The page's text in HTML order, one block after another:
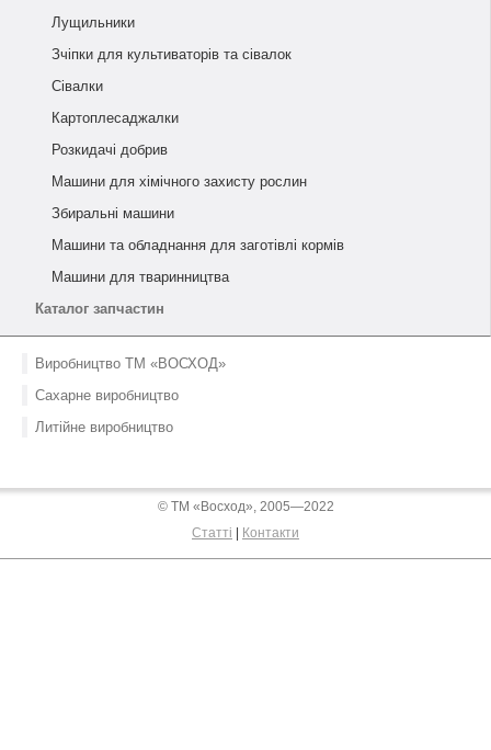
Лущильники
Зчіпки для культиваторів та сівалок
Сівалки
Картоплесаджалки
Розкидачі добрив
Машини для хімічного захисту рослин
Збиральні машини
Машини та обладнання для заготівлі кормів
Машини для тваринництва
Каталог запчастин
Виробництво ТМ «ВОСХОД»
Сахарне виробництво
Литійне виробництво
© ТМ «Восход», 2005—2022
Статті
Контакти